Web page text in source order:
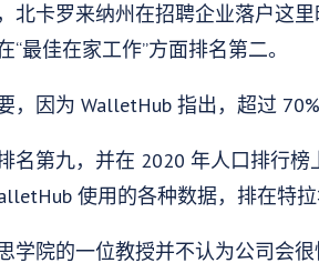
北卡罗来纳州在招聘企业落户这
“最佳在家工作”方面排名第二。
，因为 WalletHub 指出，超过
名第九，并在 2020 年人口排行榜
使用的各种数据，排在特
学院的一位教授并不认为公司会很